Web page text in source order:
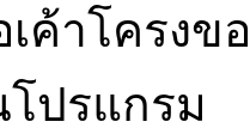
เค้าโครง
โปรแกรม